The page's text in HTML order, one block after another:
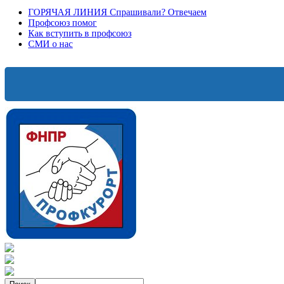
ГОРЯЧАЯ ЛИНИЯ Спрашивали? Отвечаем
Профсоюз помог
Как вступить в профсоюз
СМИ о нас